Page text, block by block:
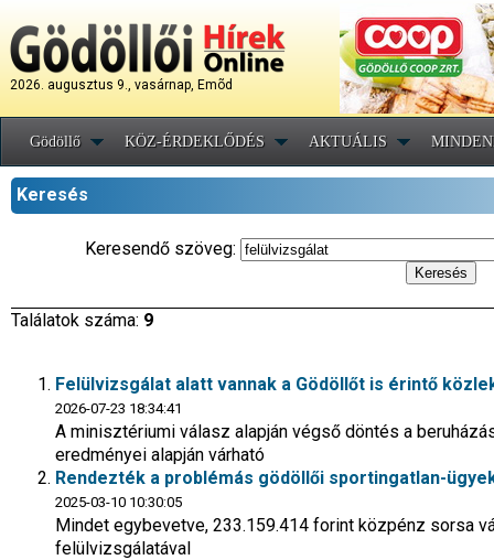
2026. augusztus 9., vasárnap, Emõd
Gödöllő KÖZ-ÉRDEKLŐDÉS AKTUÁLIS
Keresés
Keresendő szöveg:
Találatok száma: 9
Felülvizsgálat alatt vannak a Gödöllőt is érintő
2026-07-23 18:34:41
A minisztériumi válasz alapján végső döntés a
eredményei alapján várható
Rendezték a problémás gödöllői sportingatlan-
2025-03-10 10:30:05
Mindet egybevetve, 233.159.414 forint közpénz sorsa
felülvizsgálatával